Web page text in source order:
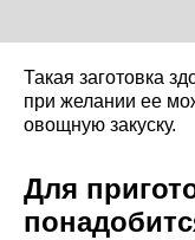
Такая заготовка
при желании ее
овощную закуску.
Для